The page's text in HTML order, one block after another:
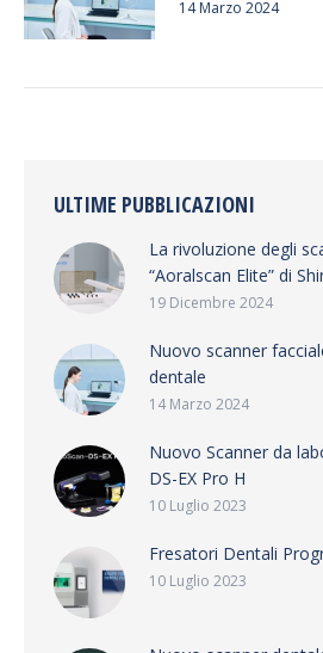
14 Marzo 2024
ULTIME PUBBLICAZIONI
La rivoluzione degli
“Aoralscan Elite” di
19 Dicembre 2024
Nuovo scanner
dentale
14 Marzo 2024
Nuovo Scanner da
DS-EX Pro H
10 Luglio 2023
Fresatori Dentali
10 Luglio 2023